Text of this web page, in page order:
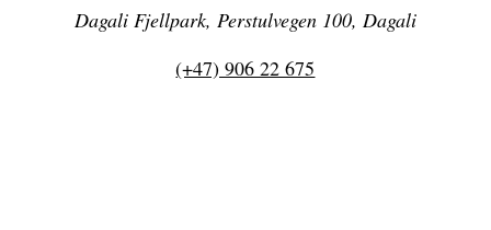
Dagali Fjellpark, Perstulvegen 100, Dagali
(+47) 906 22 675